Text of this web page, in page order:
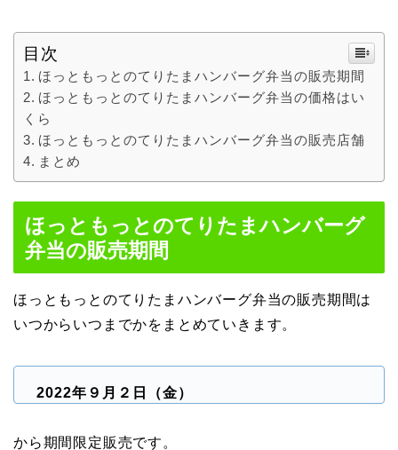
目次
ほっともっとのてりたまハンバーグ弁当の販売期間
ほっともっとのてりたまハンバーグ弁当の価格はい
くら
ほっともっとのてりたまハンバーグ弁当の販売店舗
まとめ
ほっともっとのてりたまハンバーグ
弁当の販売期間
ほっともっとのてりたまハンバーグ弁当の販売期間は
いつからいつまでかをまとめていきます。
2022年９月２日（金）
から期間限定販売です。